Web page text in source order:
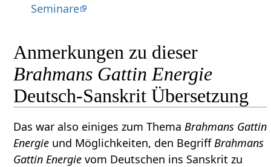
Seminare
Anmerkungen zu dieser
Brahmans Gattin Energie
Deutsch-Sanskrit Übersetzung
Das war also einiges zum ThemaBrahmans Gattin
Energie und Möglichkeiten, den BegriffBrahmans
Gattin Energievom Deutschen ins Sanskrit zu